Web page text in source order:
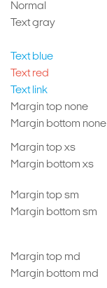
Normal
Text gray
Text blue
Text red
Text link
Margin top none
Margin bottom none
Margin top xs
Margin bottom xs
Margin top sm
Margin bottom sm
Margin top md
Margin bottom md